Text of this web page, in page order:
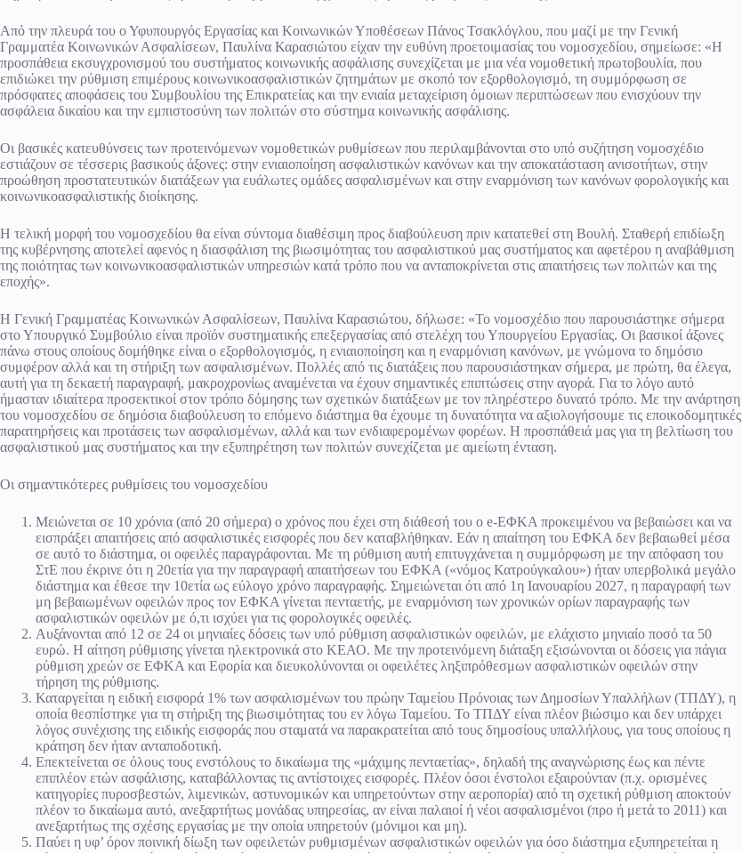
Από την πλευρά του ο Υφυπουργός Εργασίας και Κοινωνικών Υποθέσεων Πάνος Τσακλόγλου, που μαζί με την Γενική
Γραμματέα Κοινωνικών Ασφαλίσεων, Παυλίνα Καρασιώτου είχαν την ευθύνη προετοιμασίας του νομοσχεδίου, σημείωσε: «Η
προσπάθεια εκσυγχρονισμού του συστήματος κοινωνικής ασφάλισης συνεχίζεται με μια νέα νομοθετική πρωτοβουλία, που
επιδιώκει την ρύθμιση επιμέρους κοινωνικοασφαλιστικών ζητημάτων με σκοπό τον εξορθολογισμό, τη συμμόρφωση σε
πρόσφατες αποφάσεις του Συμβουλίου της Επικρατείας και την ενιαία μεταχείριση όμοιων περιπτώσεων που ενισχύουν την
ασφάλεια δικαίου και την εμπιστοσύνη των πολιτών στο σύστημα κοινωνικής ασφάλισης.
Οι βασικές κατευθύνσεις των προτεινόμενων νομοθετικών ρυθμίσεων που περιλαμβάνονται στο υπό συζήτηση νομοσχέδιο
εστιάζουν σε τέσσερις βασικούς άξονες: στην ενιαιοποίηση ασφαλιστικών κανόνων και την αποκατάσταση ανισοτήτων, στην
προώθηση προστατευτικών διατάξεων για ευάλωτες ομάδες ασφαλισμένων και στην εναρμόνιση των κανόνων φορολογικής και
κοινωνικοασφαλιστικής διοίκησης.
Η τελική μορφή του νομοσχεδίου θα είναι σύντομα διαθέσιμη προς διαβούλευση πριν κατατεθεί στη Βουλή. Σταθερή επιδίωξη
της κυβέρνησης αποτελεί αφενός η διασφάλιση της βιωσιμότητας του ασφαλιστικού μας συστήματος και αφετέρου η αναβάθμιση
της ποιότητας των κοινωνικοασφαλιστικών υπηρεσιών κατά τρόπο που να ανταποκρίνεται στις απαιτήσεις των πολιτών και της
εποχής».
Η Γενική Γραμματέας Κοινωνικών Ασφαλίσεων, Παυλίνα Καρασιώτου, δήλωσε: «Το νομοσχέδιο που παρουσιάστηκε σήμερα
στο Υπουργικό Συμβούλιο είναι προϊόν συστηματικής επεξεργασίας από στελέχη του Υπουργείου Εργασίας. Οι βασικοί άξονες
πάνω στους οποίους δομήθηκε είναι ο εξορθολογισμός, η ενιαιοποίηση και η εναρμόνιση κανόνων, με γνώμονα το δημόσιο
συμφέρον αλλά και τη στήριξη των ασφαλισμένων. Πολλές από τις διατάξεις που παρουσιάστηκαν σήμερα, με πρώτη, θα έλεγα,
αυτή για τη δεκαετή παραγραφή, μακροχρονίως αναμένεται να έχουν σημαντικές επιπτώσεις στην αγορά. Για το λόγο αυτό
ήμασταν ιδιαίτερα προσεκτικοί στον τρόπο δόμησης των σχετικών διατάξεων με τον πληρέστερο δυνατό τρόπο. Με την ανάρτηση
του νομοσχεδίου σε δημόσια διαβούλευση το επόμενο διάστημα θα έχουμε τη δυνατότητα να αξιολογήσουμε τις εποικοδομητικές
παρατηρήσεις και προτάσεις των ασφαλισμένων, αλλά και των ενδιαφερομένων φορέων. Η προσπάθειά μας για τη βελτίωση του
ασφαλιστικού μας συστήματος και την εξυπηρέτηση των πολιτών συνεχίζεται με αμείωτη ένταση.
Οι σημαντικότερες ρυθμίσεις του νομοσχεδίου
Μειώνεται σε 10 χρόνια (από 20 σήμερα) ο χρόνος που έχει στη διάθεσή του ο e-ΕΦΚΑ προκειμένου να βεβαιώσει και να
εισπράξει απαιτήσεις από ασφαλιστικές εισφορές που δεν καταβλήθηκαν. Εάν η απαίτηση του ΕΦΚΑ δεν βεβαιωθεί μέσα
σε αυτό το διάστημα, οι οφειλές παραγράφονται. Με τη ρύθμιση αυτή επιτυγχάνεται η συμμόρφωση με την απόφαση του
ΣτΕ που έκρινε ότι η 20ετία για την παραγραφή απαιτήσεων του ΕΦΚΑ («νόμος Κατρούγκαλου») ήταν υπερβολικά μεγάλο
διάστημα και έθεσε την 10ετία ως εύλογο χρόνο παραγραφής. Σημειώνεται ότι από 1η Ιανουαρίου 2027, η παραγραφή των
μη βεβαιωμένων οφειλών προς τον ΕΦΚΑ γίνεται πενταετής, με εναρμόνιση των χρονικών ορίων παραγραφής των
ασφαλιστικών οφειλών με ό,τι ισχύει για τις φορολογικές οφειλές.
Αυξάνονται από 12 σε 24 οι μηνιαίες δόσεις των υπό ρύθμιση ασφαλιστικών οφειλών, με ελάχιστο μηνιαίο ποσό τα 50
ευρώ. Η αίτηση ρύθμισης γίνεται ηλεκτρονικά στο ΚΕΑΟ. Με την προτεινόμενη διάταξη εξισώνονται οι δόσεις για πάγια
ρύθμιση χρεών σε ΕΦΚΑ και Εφορία και διευκολύνονται οι οφειλέτες ληξιπρόθεσμων ασφαλιστικών οφειλών στην
τήρηση της ρύθμισης.
Καταργείται η ειδική εισφορά 1% των ασφαλισμένων του πρώην Ταμείου Πρόνοιας των Δημοσίων Υπαλλήλων (ΤΠΔΥ), η
οποία θεσπίστηκε για τη στήριξη της βιωσιμότητας του εν λόγω Ταμείου. Το ΤΠΔΥ είναι πλέον βιώσιμο και δεν υπάρχει
λόγος συνέχισης της ειδικής εισφοράς που σταματά να παρακρατείται από τους δημοσίους υπαλλήλους, για τους οποίους η
κράτηση δεν ήταν ανταποδοτική.
Επεκτείνεται σε όλους τους ενστόλους το δικαίωμα της «μάχιμης πενταετίας», δηλαδή της αναγνώρισης έως και πέντε
επιπλέον ετών ασφάλισης, καταβάλλοντας τις αντίστοιχες εισφορές. Πλέον όσοι ένστολοι εξαιρούνταν (π.χ. ορισμένες
κατηγορίες πυροσβεστών, λιμενικών, αστυνομικών και υπηρετούντων στην αεροπορία) από τη σχετική ρύθμιση αποκτούν
πλέον το δικαίωμα αυτό, ανεξαρτήτως μονάδας υπηρεσίας, αν είναι παλαιοί ή νέοι ασφαλισμένοι (προ ή μετά το 2011) και
ανεξαρτήτως της σχέσης εργασίας με την οποία υπηρετούν (μόνιμοι και μη).
Παύει η υφ’ όρον ποινική δίωξη των οφειλετών ρυθμισμένων ασφαλιστικών οφειλών για όσο διάστημα εξυπηρετείται η